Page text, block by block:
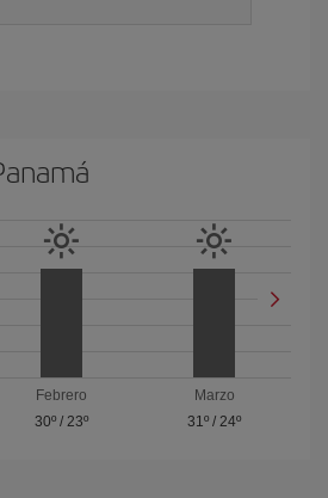
Febrero
30º/ 23º
Marzo
31º /24º